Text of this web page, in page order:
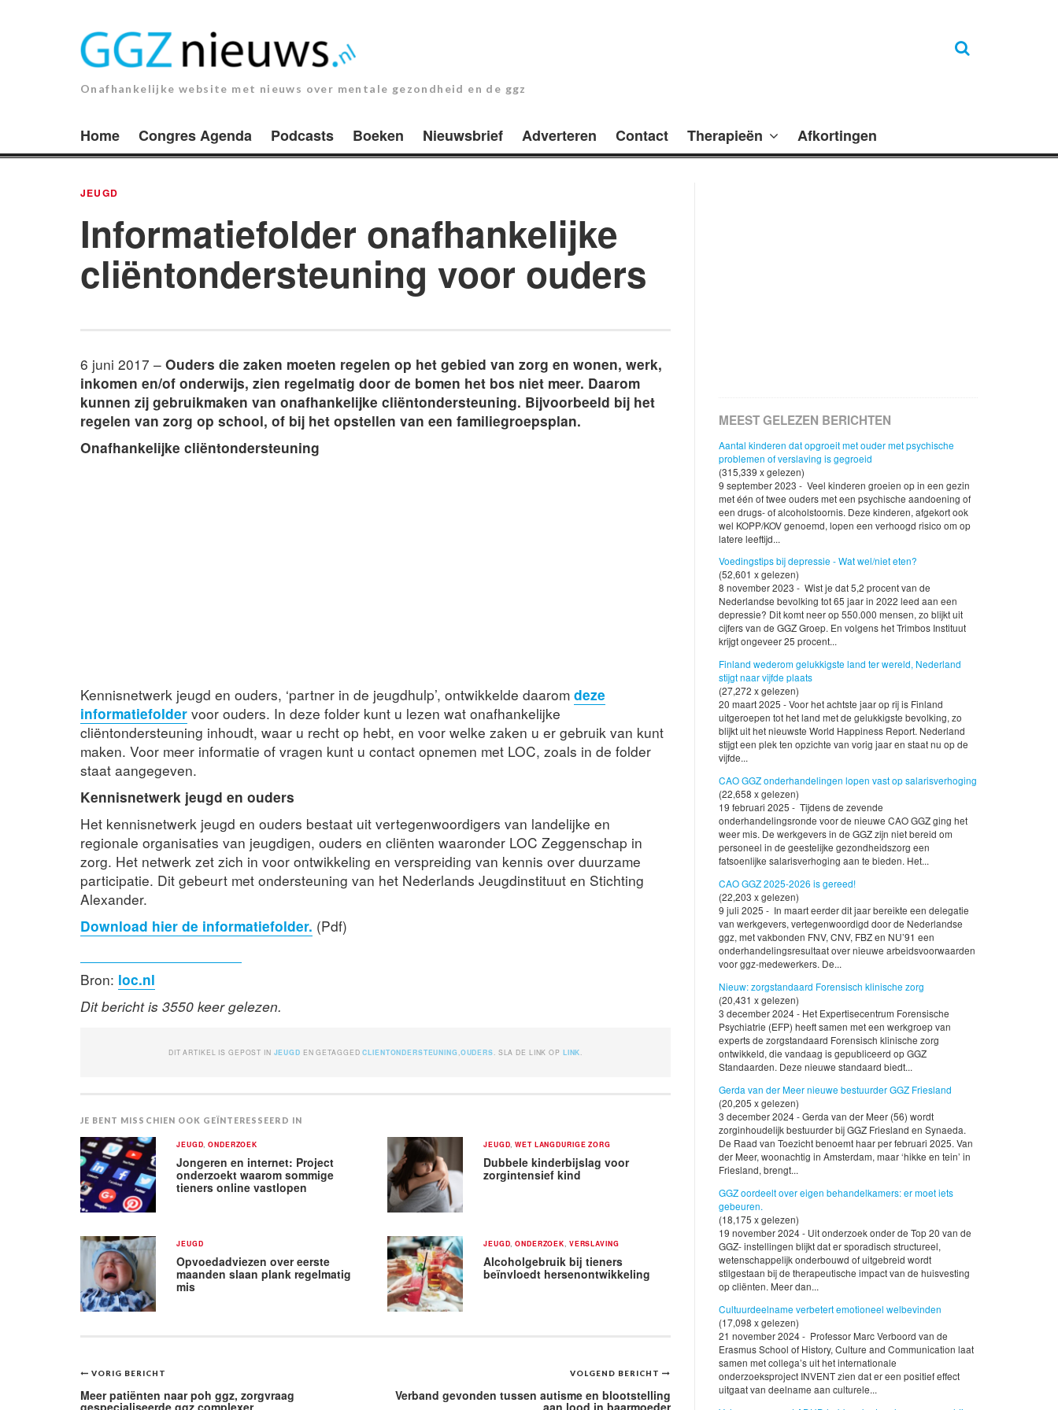
Onafhankelijke website met nieuws over mentale gezondheid en de ggz
Home Congres Agenda Podcasts Boeken Nieuwsbrief Adverteren Contact Therapieën Afkortingen
JEUGD
Informatiefolder onafhankelijke
cliëntondersteuning voor ouders
6 juni 2017 – Ouders die zaken moeten regelen op het gebied van zorg en wonen, werk,
inkomen en/of onderwijs, zien regelmatig door de bomen het bos niet meer. Daarom
kunnen zij gebruikmaken van onafhankelijke cliëntondersteuning. Bijvoorbeeld bij het
regelen van zorg op school, of bij het opstellen van een familiegroepsplan.
Onafhankelijke cliëntondersteuning
Kennisnetwerk jeugd en ouders, ‘partner in de jeugdhulp’, ontwikkelde daarom deze
informatiefolder voor ouders. In deze folder kunt u lezen wat onafhankelijke
cliëntondersteuning inhoudt, waar u recht op hebt, en voor welke zaken u er gebruik van kunt
maken. Voor meer informatie of vragen kunt u contact opnemen met LOC, zoals in de folder
staat aangegeven.
Kennisnetwerk jeugd en ouders
Het kennisnetwerk jeugd en ouders bestaat uit vertegenwoordigers van landelijke en
regionale organisaties van jeugdigen, ouders en cliënten waaronder LOC Zeggenschap in
zorg. Het netwerk zet zich in voor ontwikkeling en verspreiding van kennis over duurzame
participatie. Dit gebeurt met ondersteuning van het Nederlands Jeugdinstituut en Stichting
Alexander.
Download hier de informatiefolder. (Pdf)
Bron: loc.nl
Dit bericht is 3550 keer gelezen.
DIT ARTIKEL IS GEPOST IN JEUGD EN GETAGGEDCLIENTONDERSTEUNING OUDERS . SLA DE LINK OP LINK
JE BENT MISSCHIEN OOK GEÏNTERESSEERD IN
JEUGD ,ONDERZOEK
Jongeren en internet: Project
onderzoekt waarom sommige
tieners online vastlopen
JEUGD ,WET LANGDURIGE ZORG
Dubbele kinderbijslag voor
zorgintensief kind
JEUGD
Opvoedadviezen over eerste
maanden slaan plank regelmatig
mis
JEUGD ,ONDERZOEK VERSLAVING
Alcoholgebruik bij tieners
beïnvloedt hersenontwikkeling
Bericht VOLGEND BERICHT
Verband gevonden tussen autisme en blootstelling
aan lood in baarmoeder
VORIG BERICHT
Meer patiënten naar poh ggz, zorgvraag
gespecialiseerde ggz complexer
MEEST GELEZEN BERICHTEN
Aantal kinderen dat opgroeit met ouder met psychische
problemen of verslaving is gegroeid
(315,339 x gelezen)
9 september 2023 - Veel kinderen groeien op in een gezin
met één of twee ouders met een psychische aandoening of
een drugs- of alcoholstoornis. Deze kinderen, afgekort ook
wel KOPP/KOV genoemd, lopen een verhoogd risico om op
latere leeftijd...
Voedingstips bij depressie - Wat wel/niet eten?
(52,601 x gelezen)
8 november 2023 - Wist je dat 5,2 procent van de
Nederlandse bevolking tot 65 jaar in 2022 leed aan een
depressie? Dit komt neer op 550.000 mensen, zo blijkt uit
cijfers van de GGZ Groep. En volgens het Trimbos Instituut
krijgt ongeveer 25 procent...
Finland wederom gelukkigste land ter wereld, Nederland
stijgt naar vijfde plaats
(27,272 x gelezen)
20 maart 2025 - Voor het achtste jaar op rij is Finland
uitgeroepen tot het land met de gelukkigste bevolking, zo
blijkt uit het nieuwste World Happiness Report. Nederland
stijgt een plek ten opzichte van vorig jaar en staat nu op de
vijfde...
CAO GGZ onderhandelingen lopen vast op salarisverhoging
(22,658 x gelezen)
19 februari 2025 - Tijdens de zevende
onderhandelingsronde voor de nieuwe CAO GGZ ging het
weer mis. De werkgevers in de GGZ zijn niet bereid om
personeel in de geestelijke gezondheidszorg een
fatsoenlijke salarisverhoging aan te bieden. Het...
CAO GGZ 2025-2026 is gereed!
(22,203 x gelezen)
9 juli 2025 - In maart eerder dit jaar bereikte een delegatie
van werkgevers, vertegenwoordigd door de Nederlandse
ggz, met vakbonden FNV, CNV, FBZ en NU’91 een
onderhandelingsresultaat over nieuwe arbeidsvoorwaarden
voor ggz-medewerkers. De...
Nieuw: zorgstandaard Forensisch klinische zorg
(20,431 x gelezen)
3 december 2024 - Het Expertisecentrum Forensische
Psychiatrie (EFP) heeft samen met een werkgroep van
experts de zorgstandaard Forensisch klinische zorg
ontwikkeld, die vandaag is gepubliceerd op GGZ
Standaarden. Deze nieuwe standaard biedt...
Gerda van der Meer nieuwe bestuurder GGZ Friesland
(20,205 x gelezen)
3 december 2024 - Gerda van der Meer (56) wordt
zorginhoudelijk bestuurder bij GGZ Friesland en Synaeda.
De Raad van Toezicht benoemt haar per februari 2025. Van
der Meer, woonachtig in Amsterdam, maar ‘hikke en tein’ in
Friesland, brengt...
GGZ oordeelt over eigen behandelkamers: er moet iets
gebeuren.
(18,175 x gelezen)
19 november 2024 - Uit onderzoek onder de Top 20 van de
GGZ- instellingen blijkt dat er sporadisch structureel,
wetenschappelijk onderbouwd of uitgebreid wordt
stilgestaan bij de therapeutische impact van de huisvesting
op cliënten. Meer dan...
Cultuurdeelname verbetert emotioneel welbevinden
(17,098 x gelezen)
21 november 2024 - Professor Marc Verboord van de
Erasmus School of History, Culture and Communication laat
samen met collega’s uit het internationale
onderzoeksproject INVENT zien dat er een positief effect
uitgaat van deelname aan culturele...